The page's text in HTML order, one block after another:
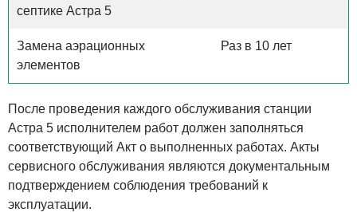
септике Астра 5
Замена аэрационных
элементов
Раз в 10 лет
После проведения каждого обслуживания станции
Астра 5 исполнителем работ должен заполняться
соответствующий Акт о выполненных работах. Акты
сервисного обслуживания являются документальным
подтверждением соблюдения требований к
эксплуатации.